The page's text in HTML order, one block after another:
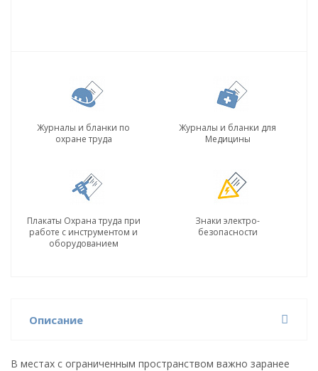
Журналы и бланки по
охране труда
Журналы и бланки для
Медицины
Плакаты Охрана труда при
работе с инструментом и
оборудованием
Знаки электро-
безопасности
Описание
В местах с ограниченным пространством важно заранее